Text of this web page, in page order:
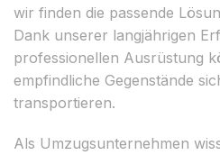
wir finden die passende
Dank unserer langjährigen
professionellen Ausrüstung
empfindliche Gegenstände
transportieren.
Als Umzugsunternehmen